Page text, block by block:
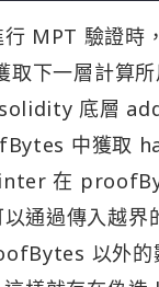
MPT 驗證時
下一層計算
底層
中獲取
在
以通過傳入越
以外的